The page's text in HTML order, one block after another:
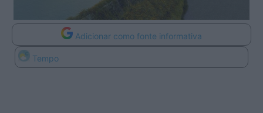
Adicionar como fonte informativa
Tempo